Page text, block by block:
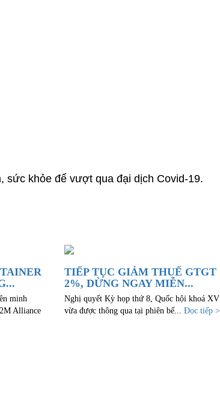
sức khỏe để vượt qua đại dịch Covid-19.
minh
Alliance
TIẾP TỤC GIẢM THUẾ GTGT
2%, DỪNG NGAY MIỄN...
Nghị quyết Kỳ họp thứ 8, Quốc hội khoá XV
vừa được thông qua tại phiên bế... Đọc tiếp >